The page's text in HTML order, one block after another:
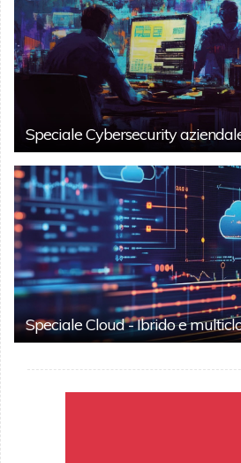
Speciale Cybersecurity
Speciale Cloud - Ibrido e